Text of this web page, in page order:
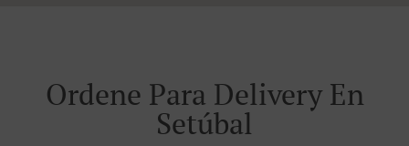
Ordene Para Delivery En
Setúbal